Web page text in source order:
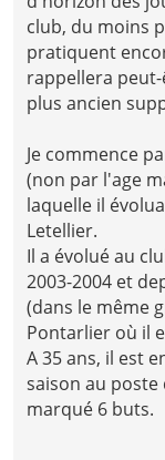
club, du moins
pratiquent
rappellera
plus ancien
Je commence
(non par l'age
laquelle il
Letellier.
Il a évolué au
2003-2004 et
(dans le même
Pontarlier où il
A 35 ans, il est
saison au
marqué 6 buts.